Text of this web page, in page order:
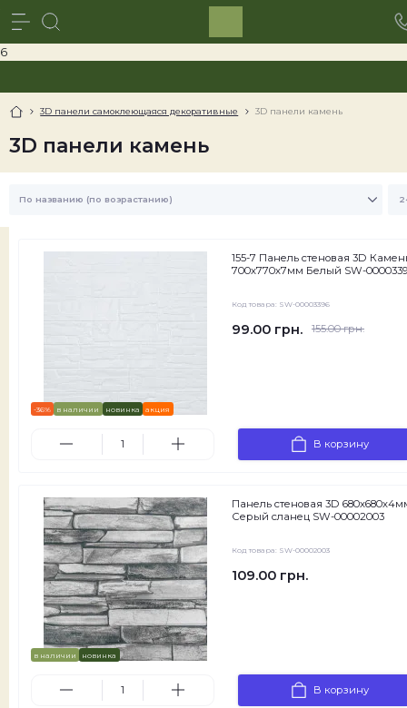
6
3D панели самоклеющаяся декоративные 3D панели камень
3D панели камень
-36% в наличии новинка акция
155-7 Панель стеновая 3D
700х770х7мм Белый SW-
Код товара: SW-00003396
155.00 грн.
99.00 грн.
В корзину
в наличии новинка
Панель стеновая 3D
Серый сланец SW-00002003
Код товара: SW-00002003
109.00 грн.
В корзину